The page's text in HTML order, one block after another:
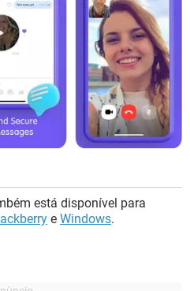
está disponível para
e Windows.